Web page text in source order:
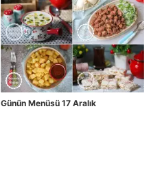
Günün Menüsü 17 Aralık